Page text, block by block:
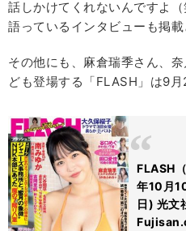
話しかけてくれないんですよ
語っているインタビューも掲載
その他にも、麻倉瑞季さん、
ども登場する「FLASH」は9月
FLASH
年10月
日) 光文